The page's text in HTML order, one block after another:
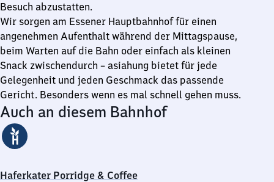
Besuch abzustatten.
Wir sorgen am Essener Hauptbahnhof für einen
angenehmen Aufenthalt während der Mittagspause,
beim Warten auf die Bahn oder einfach als kleinen
Snack zwischendurch – asiahung bietet für jede
Gelegenheit und jeden Geschmack das passende
Gericht. Besonders wenn es mal schnell gehen muss.
Auch an diesem Bahnhof
Haferkater Porridge & Coffee